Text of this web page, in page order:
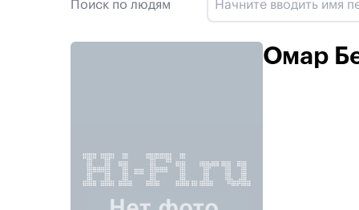
Поиск по людям
Омар